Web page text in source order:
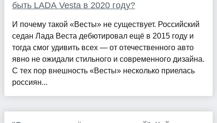
быть LADA Vesta в 2020 году?
И почему такой «Весты» не существует. Российский
седан Лада Веста дебютировал ещё в 2015 году и
тогда смог удивить всех — от отечественного авто
явно не ожидали стильного и современного дизайна.
С тех пор внешность «Весты» несколько приелась
россиян...